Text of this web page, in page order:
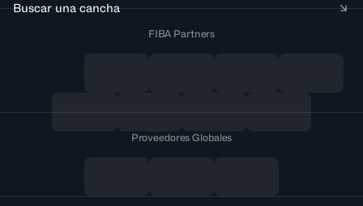
Buscar una cancha
FIBA Partners
Proveedores Globales